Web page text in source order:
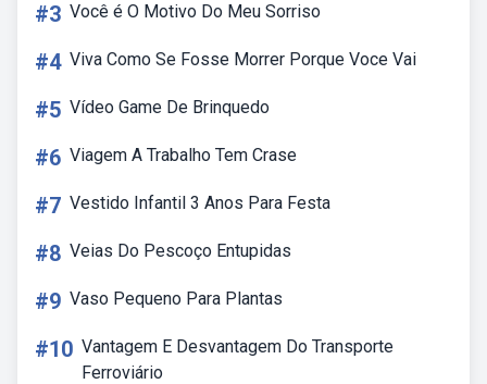
#3 Você é O Motivo Do Meu Sorriso
#4 Viva Como Se Fosse Morrer Porque Voce Vai
#5 Vídeo Game De Brinquedo
#6 Viagem A Trabalho Tem Crase
#7 Vestido Infantil 3 Anos Para Festa
#8 Veias Do Pescoço Entupidas
#9 Vaso Pequeno Para Plantas
#10 Vantagem E Desvantagem Do Transporte
Ferroviário